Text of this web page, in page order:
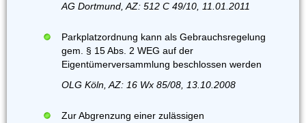
AG Dortmund, AZ: 512 C 49/10, 11.01.2011
Parkplatzordnung kann als Gebrauchsregelung
gem. § 15 Abs. 2 WEG auf der
Eigentümerversammlung beschlossen werden
OLG Köln, AZ: 16 Wx 85/08, 13.10.2008
Zur Abgrenzung einer zulässigen